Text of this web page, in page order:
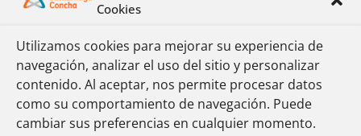
Cookies
Utilizamos cookies para mejorar su experiencia de
navegación, analizar el uso del sitio y personalizar
contenido. Al aceptar, nos permite procesar datos
como su comportamiento de navegación. Puede
cambiar sus preferencias en cualquier momento.
Para Yineth, una de las finalistas del Fondo
Plan Mayor, el emprendimiento ha significado
para ella una experiencia enorme, que le ha
dejado grandes satisfacciones: “Me ha
ayudado no solo a generar recursos y tener
más independencia económica, sino también
a mantenerme activa física y mentalmente”.